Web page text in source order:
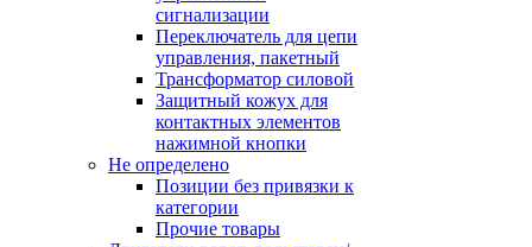
сигнализации
Переключатель для цепи
управления, пакетный
Трансформатор силовой
Защитный кожух для
контактных элементов
нажимной кнопки
Не определено
Позиции без привязки к
категории
Прочие товары